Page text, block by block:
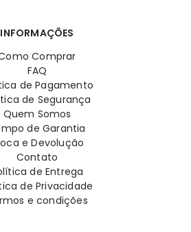
INFORMAÇÕES
Comprar
FAQ
de Pagamento
de Segurança
Quem Somos
de Garantia
e Devolução
Contato
de Entrega
de Privacidade
e condições